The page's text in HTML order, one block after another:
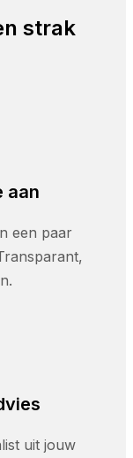
strak
aan
een paar
uit jouw